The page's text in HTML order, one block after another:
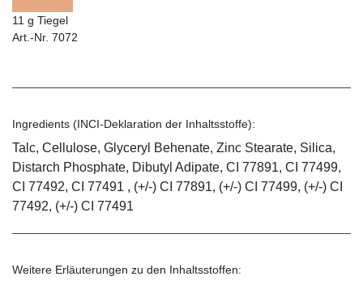
11 g Tiegel
Art.-Nr. 7072
Ingredients (INCI-Deklaration der Inhaltsstoffe):
Talc, Cellulose, Glyceryl Behenate, Zinc Stearate, Silica,
Distarch Phosphate, Dibutyl Adipate, CI 77891, CI 77499,
CI 77492, CI 77491 , (+/-) CI 77891, (+/-) CI 77499, (+/-) CI
77492, (+/-) CI 77491
Weitere Erläuterungen zu den Inhaltsstoffen: